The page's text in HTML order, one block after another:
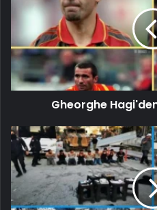
Gheorghe